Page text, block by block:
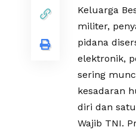
Keluarga
militer,
pidana
elektronik,
sering
kesadaran
diri dan
Wajib TNI.